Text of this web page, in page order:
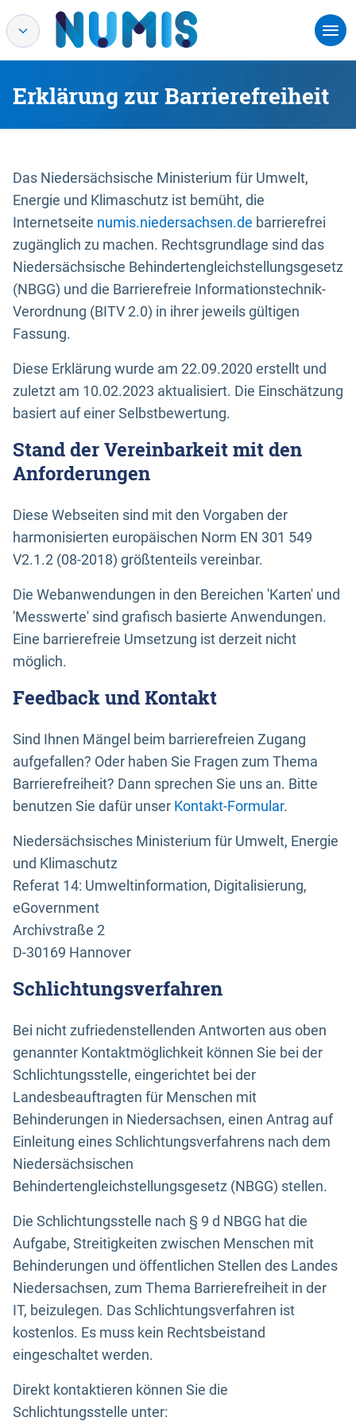
Erklärung zur Barrierefreiheit
Das Niedersächsische Ministerium für Umwelt,
Energie und Klimaschutz ist bemüht, die
Internetseite numis.niedersachsen.de barrierefrei
zugänglich zu machen. Rechtsgrundlage sind das
Niedersächsische Behindertengleichstellungsgesetz
(NBGG) und die Barrierefreie Informationstechnik-
Verordnung (BITV 2.0) in ihrer jeweils gültigen
Fassung.
Diese Erklärung wurde am 22.09.2020 erstellt und
zuletzt am 10.02.2023 aktualisiert. Die Einschätzung
basiert auf einer Selbstbewertung.
Stand der Vereinbarkeit mit den
Anforderungen
Diese Webseiten sind mit den Vorgaben der
harmonisierten europäischen Norm EN 301 549
V2.1.2 (08-2018) größtenteils vereinbar.
Die Webanwendungen in den Bereichen 'Karten' und
'Messwerte' sind grafisch basierte Anwendungen.
Eine barrierefreie Umsetzung ist derzeit nicht
möglich.
Feedback und Kontakt
Sind Ihnen Mängel beim barrierefreien Zugang
aufgefallen? Oder haben Sie Fragen zum Thema
Barrierefreiheit? Dann sprechen Sie uns an. Bitte
benutzen Sie dafür unser Kontakt-Formular.
Niedersächsisches Ministerium für Umwelt, Energie
und Klimaschutz
Referat 14: Umweltinformation, Digitalisierung,
eGovernment
Archivstraße 2
D-30169 Hannover
Schlichtungsverfahren
Bei nicht zufriedenstellenden Antworten aus oben
genannter Kontaktmöglichkeit können Sie bei der
Schlichtungsstelle, eingerichtet bei der
Landesbeauftragten für Menschen mit
Behinderungen in Niedersachsen, einen Antrag auf
Einleitung eines Schlichtungsverfahrens nach dem
Niedersächsischen
Behindertengleichstellungsgesetz (NBGG) stellen.
Die Schlichtungsstelle nach § 9 d NBGG hat die
Aufgabe, Streitigkeiten zwischen Menschen mit
Behinderungen und öffentlichen Stellen des Landes
Niedersachsen, zum Thema Barrierefreiheit in der
IT, beizulegen. Das Schlichtungsverfahren ist
kostenlos. Es muss kein Rechtsbeistand
eingeschaltet werden.
Direkt kontaktieren können Sie die
Schlichtungsstelle unter: